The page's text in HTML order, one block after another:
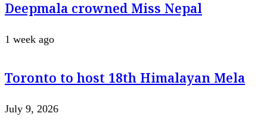
Deepmala crowned Miss Nepal
1 week ago
Toronto to host 18th Himalayan Mela
July 9, 2026